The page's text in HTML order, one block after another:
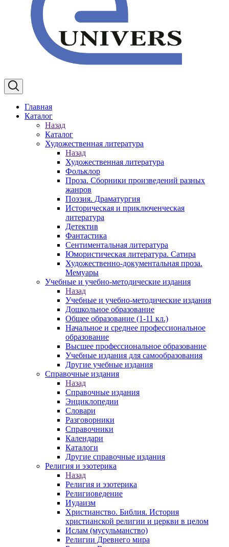
Главная
Каталог
Назад
Каталог
Художественная литература
Назад
Художественная литература
Фольклор
Проза. Сборники произведений разных
жанров
Поэзия. Драматургия
Историческая и приключенческая
литература
Детектив
Фантастика
Сентиментальная литература
Юмористическая литература. Сатира
Художественно-документальная проза.
Мемуары
Учебные и учебно-методические издания
Назад
Учебные и учебно-методические издания
Дошкольное образование
Общее образование (1-11 кл.)
Начальное и среднее профессиональное
образование
Высшее профессиональное образование
Учебные издания для самообразования
Другие учебные издания
Справочные издания
Назад
Справочные издания
Энциклопедии
Словари
Разговорники
Справочники
Календари
Каталоги
Другие справочные издания
Религия и эзотерика
Назад
Религия и эзотерика
Религиоведение
Иудаизм
Христианство. Библия. История
христианской религии и церкви в целом
Ислам (мусульманство)
Религии Древнего мира